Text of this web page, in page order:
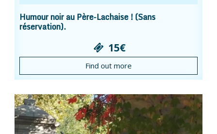
Humour noir au Père-Lachaise ! (Sans
réservation).
15€
Find out more